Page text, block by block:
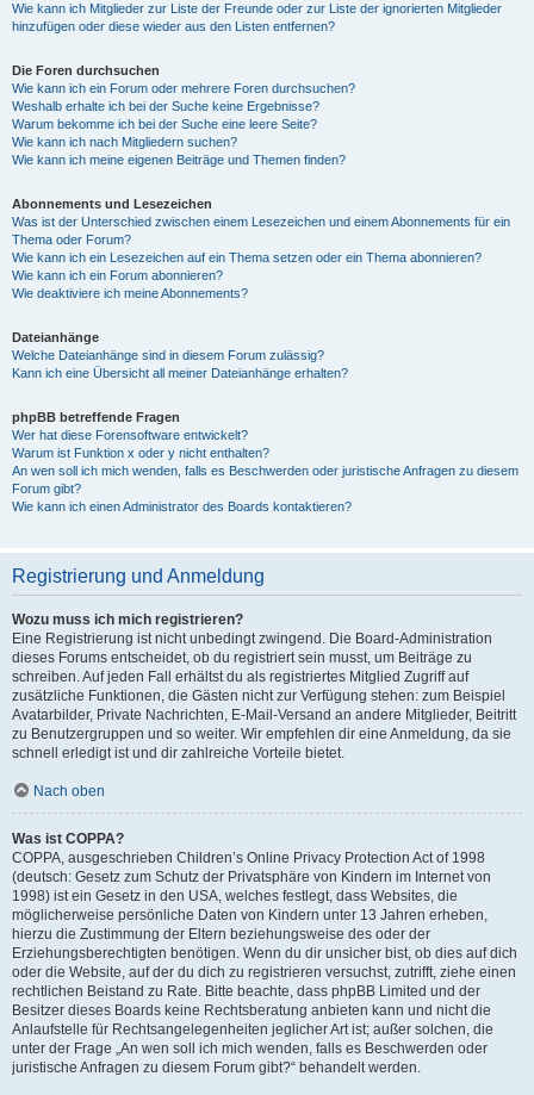
Wie kann ich Mitglieder zur Liste der Freunde oder zur Liste der ignorierten Mitglieder
hinzufügen oder diese wieder aus den Listen entfernen?
Die Foren durchsuchen
Wie kann ich ein Forum oder mehrere Foren durchsuchen?
Weshalb erhalte ich bei der Suche keine Ergebnisse?
Warum bekomme ich bei der Suche eine leere Seite?
Wie kann ich nach Mitgliedern suchen?
Wie kann ich meine eigenen Beiträge und Themen finden?
Abonnements und Lesezeichen
Was ist der Unterschied zwischen einem Lesezeichen und einem Abonnements für ein
Thema oder Forum?
Wie kann ich ein Lesezeichen auf ein Thema setzen oder ein Thema abonnieren?
Wie kann ich ein Forum abonnieren?
Wie deaktiviere ich meine Abonnements?
Dateianhänge
Welche Dateianhänge sind in diesem Forum zulässig?
Kann ich eine Übersicht all meiner Dateianhänge erhalten?
phpBB betreffende Fragen
Wer hat diese Forensoftware entwickelt?
Warum ist Funktion x oder y nicht enthalten?
An wen soll ich mich wenden, falls es Beschwerden oder juristische Anfragen zu diesem
Forum gibt?
Wie kann ich einen Administrator des Boards kontaktieren?
Registrierung und Anmeldung
Wozu muss ich mich registrieren?
Eine Registrierung ist nicht unbedingt zwingend. Die Board-Administration
dieses Forums entscheidet, ob du registriert sein musst, um Beiträge zu
schreiben. Auf jeden Fall erhältst du als registriertes Mitglied Zugriff auf
zusätzliche Funktionen, die Gästen nicht zur Verfügung stehen: zum Beispiel
Avatarbilder, Private Nachrichten, E-Mail-Versand an andere Mitglieder, Beitritt
zu Benutzergruppen und so weiter. Wir empfehlen dir eine Anmeldung, da sie
schnell erledigt ist und dir zahlreiche Vorteile bietet.
Nach oben
Was ist COPPA?
COPPA, ausgeschrieben Children’s Online Privacy Protection Act of 1998
(deutsch: Gesetz zum Schutz der Privatsphäre von Kindern im Internet von
1998) ist ein Gesetz in den USA, welches festlegt, dass Websites, die
möglicherweise persönliche Daten von Kindern unter 13 Jahren erheben,
hierzu die Zustimmung der Eltern beziehungsweise des oder der
Erziehungsberechtigten benötigen. Wenn du dir unsicher bist, ob dies auf dich
oder die Website, auf der du dich zu registrieren versuchst, zutrifft, ziehe einen
rechtlichen Beistand zu Rate. Bitte beachte, dass phpBB Limited und der
Besitzer dieses Boards keine Rechtsberatung anbieten kann und nicht die
Anlaufstelle für Rechtsangelegenheiten jeglicher Art ist; außer solchen, die
unter der Frage „An wen soll ich mich wenden, falls es Beschwerden oder
juristische Anfragen zu diesem Forum gibt?“ behandelt werden.